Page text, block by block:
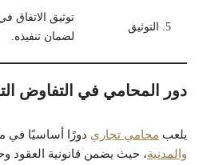
5. التوثيق
توثيق الاتفاق
لضمان تنفيذه.
دور المحامي في التفاوض
يلعب محامي تجاري دورًا أساسيًا في
والمدنية، حيث يضمن قانونية العقود